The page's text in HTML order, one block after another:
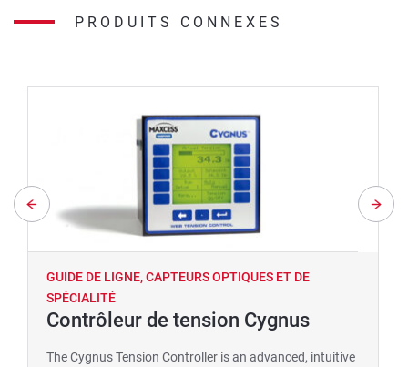
PRODUITS CONNEXES
GUIDE DE LIGNE, CAPTEURS OPTIQUES ET DE
SPÉCIALITÉ
Contrôleur de tension Cygnus
The Cygnus Tension Controller is an advanced, intuitive